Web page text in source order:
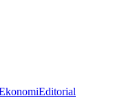
Editorial